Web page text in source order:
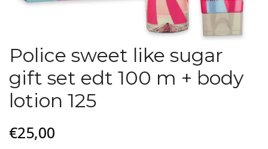
Police sweet like sugar
gift set edt 100 m + body
lotion 125
€25,00